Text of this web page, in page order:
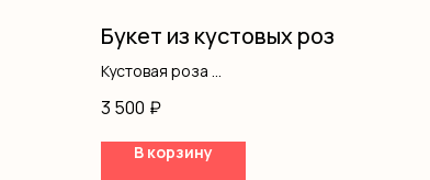
Букет из кустовых роз
Кустовая роза
3 500 ₽
В корзину